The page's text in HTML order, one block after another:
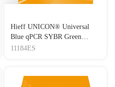
Hieff UNICON® Universal
Blue qPCR SYBR Green
Master Mix
11184ES